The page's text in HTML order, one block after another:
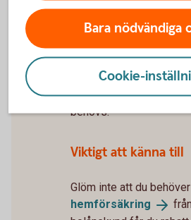
Snart får du nycklarna
Mäklaren bokar tid för
tillbaka
får dem cirka 10 dagar
ansöker om pantbrev
behövs.
Viktigt att känna till
Glöm inte att du
hemförsäkring
Bara nödvändiga
Cookie-